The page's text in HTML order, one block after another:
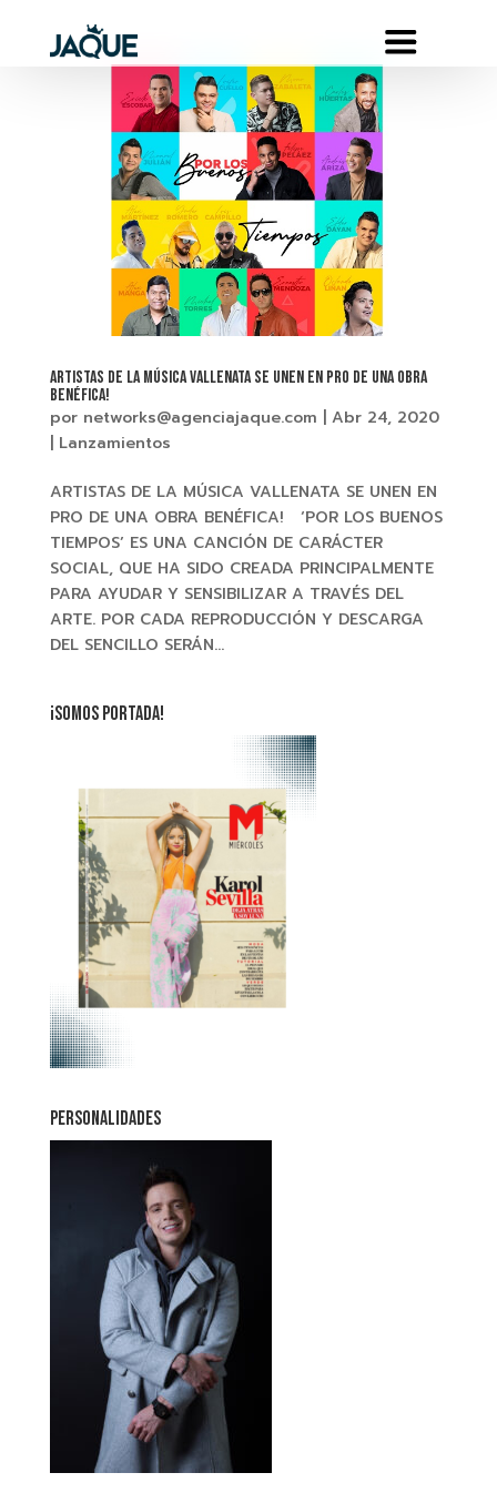
ARTISTAS DE LA MÚSICA VALLENATA SE UNEN EN PRO DE UNA OBRA
BENÉFICA!
por networks@agenciajaque.com | Abr 24, 2020
| Lanzamientos
ARTISTAS DE LA MÚSICA VALLENATA SE UNEN EN
PRO DE UNA OBRA BENÉFICA! ‘POR LOS BUENOS
TIEMPOS’ ES UNA CANCIÓN DE CARÁCTER
SOCIAL, QUE HA SIDO CREADA PRINCIPALMENTE
PARA AYUDAR Y SENSIBILIZAR A TRAVÉS DEL
ARTE. POR CADA REPRODUCCIÓN Y DESCARGA
DEL SENCILLO SERÁN...
¡SOMOS PORTADA!
PERSONALIDADES